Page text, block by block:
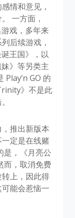
情和意见，
一方面，
游戏，多年来
后续游戏，
王国》，以
》等另类主
Play’n GO 的
》不是此
推出新版本
定是在线赌
是，《月亮公
而，取消免费
上，因此得
能会惹恼一